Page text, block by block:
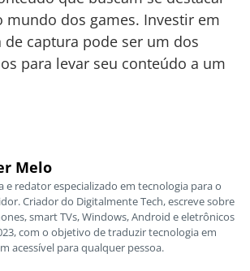
mundo dos games. Investir em
de captura pode ser um dos
para levar seu conteúdo a um
Melo
e redator especializado em tecnologia para o
Criador do Digitalmente Tech, escreve sobre
smart TVs, Windows, Android e eletrônicos
com o objetivo de traduzir tecnologia em
acessível para qualquer pessoa.